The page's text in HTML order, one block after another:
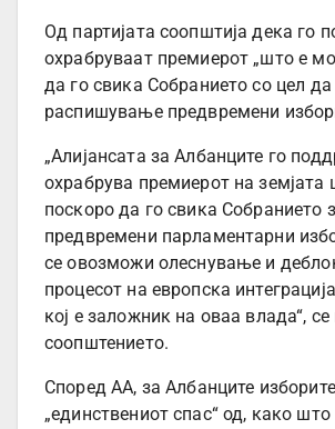
Од партијата соопштија дека го
охрабруваат премиерот „што е
да го свика Собранието со цел
распишување предвремени
„Алијансата за Албанците го
охрабрува премиерот на
поскоро да го свика Собранието
предвремени парламентарни
се овозможи олеснување и
процесот на европска
кој е заложник на оваа влада“,
соопштението.
Според АА, за Албанците
„единствениот спас“ од, како што